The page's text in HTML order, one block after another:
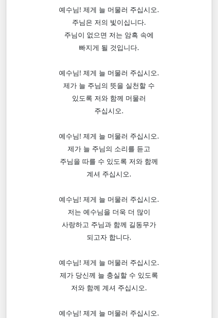
예수님! 제게 늘 머물러 주십시오.
주님은 저의 빛이십니다.
주님이 없으면 저는 암흑 속에
빠지게 될 것입니다.
예수님! 제게 늘 머물러 주십시오.
제가 늘 주님의 뜻을 실천할 수
있도록 저와 함께 머물러
주십시오.
예수님! 제게 늘 머물러 주십시오.
제가 늘 주님의 소리를 듣고
주님을 따를 수 있도록 저와 함께
계셔 주십시오.
예수님! 제게 늘 머물러 주십시오.
저는 예수님을 더욱 더 많이
사랑하고 주님과 함께 길동무가
되고자 합니다.
예수님! 제게 늘 머물러 주십시오.
제가 당신께 늘 충실할 수 있도록
저와 함께 계셔 주십시오.
예수님! 제게 늘 머물러 주십시오.